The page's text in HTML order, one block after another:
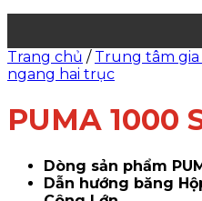
Trang chủ / Trung tâm
ngang hai trục
PUMA 1000
Dòng sản phẩm
Dẫn hướng băng